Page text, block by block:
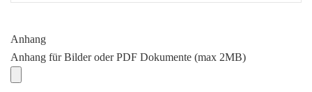
Anhang
Anhang für Bilder oder PDF Dokumente (max 2MB)